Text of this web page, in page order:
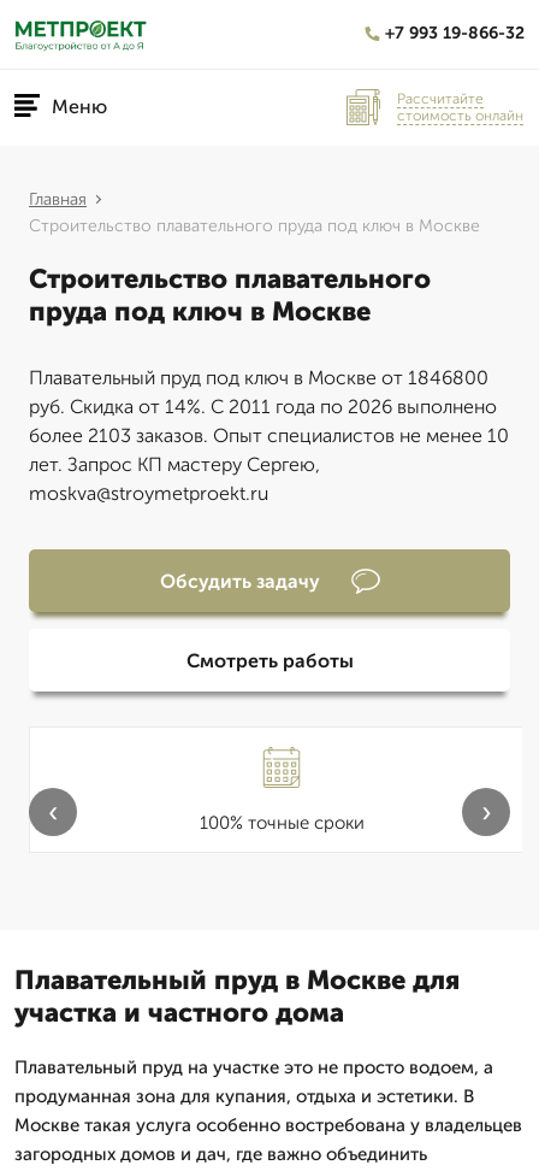
+7 993 19-866-32
Меню
Рассчитайте
стоимость онлайн
Главная
Строительство плавательного пруда под ключ в Москве
Строительство плавательного
пруда под ключ в Москве
Плавательный пруд под ключ в Москве от 1846800
руб. Скидка от 14%. С 2011 года по 2026 выполнено
более 2103 заказов. Опыт специалистов не менее 10
лет. Запрос КП мастеру Сергею,
moskva@stroymetproekt.ru
Обсудить задачу
Смотреть работы
100% точные сроки
‹ ›
Плавательный пруд в Москве для
участка и частного дома
Плавательный пруд на участке это не просто водоем, а
продуманная зона для купания, отдыха и эстетики. В
Москве такая услуга особенно востребована у владельцев
загородных домов и дач, где важно объединить